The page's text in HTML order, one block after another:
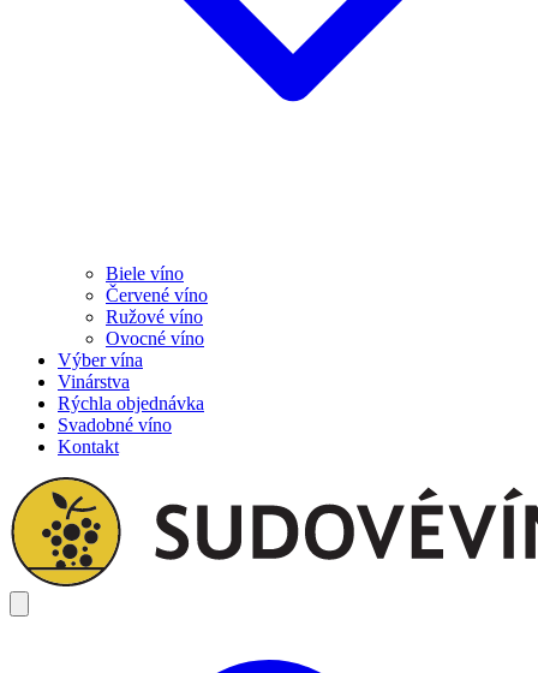
Biele víno
Červené víno
Ružové víno
Ovocné víno
Výber vína
Vinárstva
Rýchla objednávka
Svadobné víno
Kontakt